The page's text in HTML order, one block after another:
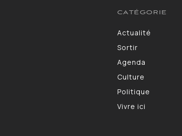
CATÉGORIE
Actualité
Sortir
Agenda
Culture
Politique
Vivre ici